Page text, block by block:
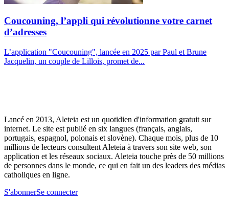
Coucouning, l’appli qui révolutionne votre carnet
d’adresses
L’application "Coucouning", lancée en 2025 par Paul et Brune
Jacquelin, un couple de Lillois, promet de...
Lancé en 2013, Aleteia est un quotidien d'information gratuit sur
internet. Le site est publié en six langues (français, anglais,
portugais, espagnol, polonais et slovène). Chaque mois, plus de 10
millions de lecteurs consultent Aleteia à travers son site web, son
application et les réseaux sociaux. Aleteia touche près de 50 millions
de personnes dans le monde, ce qui en fait un des leaders des médias
catholiques en ligne.
S'abonnerSe connecter